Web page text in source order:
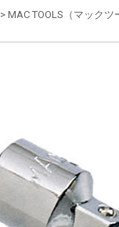
> MAC TOOLS（マック